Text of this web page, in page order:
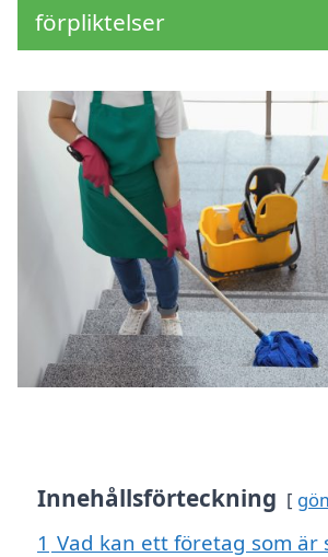
förpliktelser
Innehållsförteckning
1 Vad kan ett företag som är